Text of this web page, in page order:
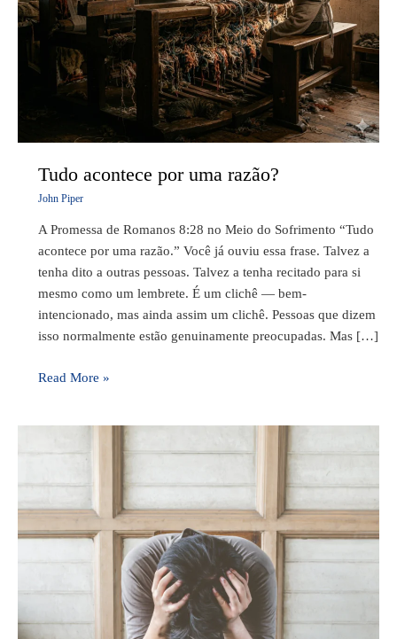
Tudo acontece por uma razão?
John Piper
A Promessa de Romanos 8:28 no Meio do Sofrimento “Tudo
acontece por uma razão.” Você já ouviu essa frase. Talvez a
tenha dito a outras pessoas. Talvez a tenha recitado para si
mesmo como um lembrete. É um clichê — bem-
intencionado, mas ainda assim um clichê. Pessoas que dizem
isso normalmente estão genuinamente preocupadas. Mas […]
Read More »
lançar
em Deus?